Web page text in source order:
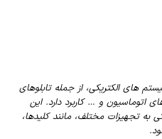
سایز ۱۲۰ در انواع سیستم های الکتریکی، از جمله تابلوهای
اتوماسیون و … کاربرد دارد. این
به تجهیزات مختلف، مانند کلیدها،